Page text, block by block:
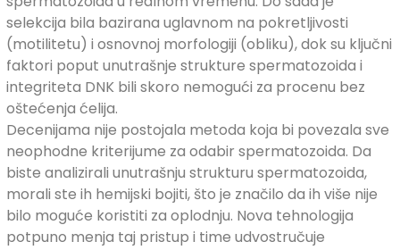
selekcija bila bazirana uglavnom na pokretljivosti
(motilitetu) i osnovnoj morfologiji (obliku), dok su ključni
faktori poput unutrašnje strukture spermatozoida i
integriteta DNK bili skoro nemogući za procenu bez
oštećenja ćelija.
Decenijama nije postojala metoda koja bi povezala sve
neophodne kriterijume za odabir spermatozoida. Da
biste analizirali unutrašnju strukturu spermatozoida,
morali ste ih hemijski bojiti, što je značilo da ih više nije
bilo moguće koristiti za oplodnju. Nova tehnologija
potpuno menja taj pristup i time udvostručuje